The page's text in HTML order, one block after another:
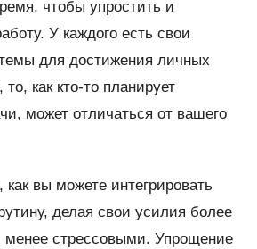
чтобы упростить и
У каждого есть свои
для достижения личных
как кто-то планирует
может отличаться от вашего
вы можете интегрировать
делая свои усилия более
стрессовыми. Упрощение